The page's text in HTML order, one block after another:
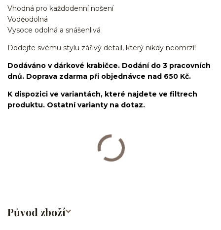
Vhodná pro každodenní nošení
Voděodolná
Vysoce odolná a snášenlivá
Dodejte svému stylu zářivý detail, který nikdy neomrzí!
Dodáváno v dárkové krabičce. Dodání do 3 pracovních
dnů. Doprava zdarma při objednávce nad 650 Kč.
K dispozici ve variantách, které najdete ve filtrech
produktu. Ostatní varianty na dotaz.
lalůček/helix/tragus/conch/forward helix/flat/do nosu/nostril/do
rtů/lower labret/madonna/angel bites/snake bites/spider of viper
bites/medusa/chirurgická ocel/316L
Původ zboží